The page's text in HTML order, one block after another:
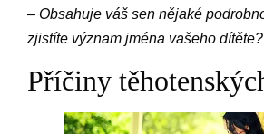
– Obsahuje váš sen nějaké
zjistíte význam jména vašeho dítěte?
Příčiny